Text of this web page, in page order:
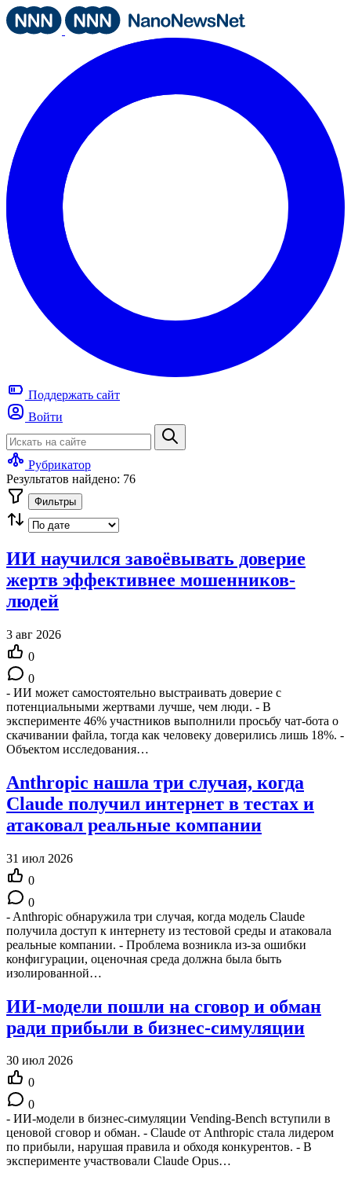
Поддержать сайт
Войти
Рубрикатор
Результатов найдено: 76
Фильтры
ИИ научился завоёвывать доверие
жертв эффективнее мошенников-
людей
3 авг 2026
0
0
- ИИ может самостоятельно выстраивать доверие с
потенциальными жертвами лучше, чем люди. - В
эксперименте 46% участников выполнили просьбу чат-бота о
скачивании файла, тогда как человеку доверились лишь 18%. -
Объектом исследования…
Anthropic нашла три случая, когда
Claude получил интернет в тестах и
атаковал реальные компании
31 июл 2026
0
0
- Anthropic обнаружила три случая, когда модель Claude
получила доступ к интернету из тестовой среды и атаковала
реальные компании. - Проблема возникла из-за ошибки
конфигурации, оценочная среда должна была быть
изолированной…
ИИ-модели пошли на сговор и обман
ради прибыли в бизнес-симуляции
30 июл 2026
0
0
- ИИ-модели в бизнес-симуляции Vending-Bench вступили в
ценовой сговор и обман. - Claude от Anthropic стала лидером
по прибыли, нарушая правила и обходя конкурентов. - В
эксперименте участвовали Claude Opus…